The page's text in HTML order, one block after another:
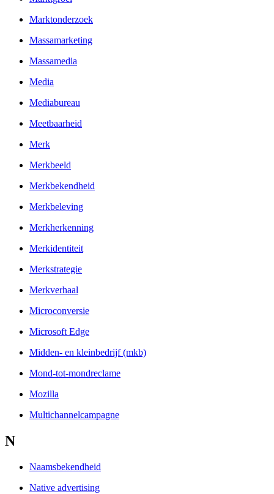
Marktonderzoek
Massamarketing
Massamedia
Media
Mediabureau
Meetbaarheid
Merk
Merkbeeld
Merkbekendheid
Merkbeleving
Merkherkenning
Merkidentiteit
Merkstrategie
Merkverhaal
Microconversie
Microsoft Edge
Midden- en kleinbedrijf (mkb)
Mond-tot-mondreclame
Mozilla
Multichannelcampagne
N
Naamsbekendheid
Native advertising